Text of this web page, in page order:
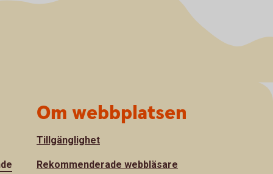
Om webbplatsen
Tillgänglighet
Rekommenderade webbläsare